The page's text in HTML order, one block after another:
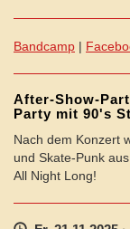
Bandcamp |
After-Show-
Party mit 90's
Nach dem Konzert
und Skate-Punk
All Night Long!